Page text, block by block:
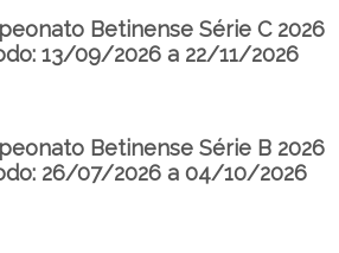
Betinense Série C 2026
13/09/2026 a 22/11/2026
Betinense Série B 2026
26/07/2026 a 04/10/2026